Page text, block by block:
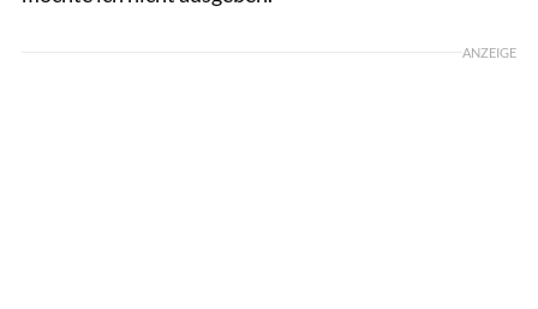
ANZEIGE